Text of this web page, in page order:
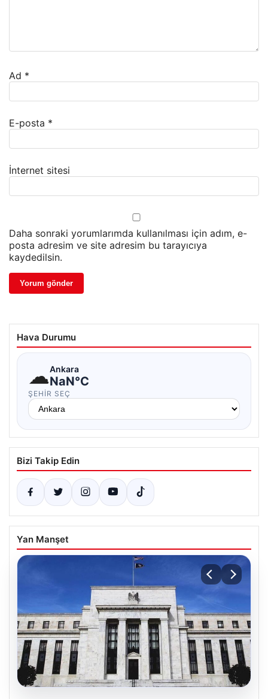
Ad *
E-posta *
İnternet sitesi
Daha sonraki yorumlarımda kullanılması için adım, e-
posta adresim ve site adresim bu tarayıcıya
kaydedilsin.
Hava Durumu
☁Ankara
NaN°C
ŞEHIR SEÇ
Bizi Takip Edin
Yan Manşet